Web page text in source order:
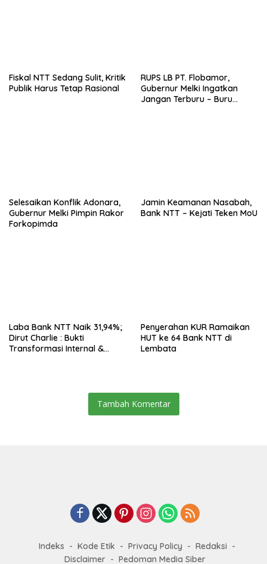
Fiskal NTT Sedang Sulit, Kritik
Publik Harus Tetap Rasional
RUPS LB PT. Flobamor,
Gubernur Melki Ingatkan
Jangan Terburu – Buru
Selesaikan Konflik Adonara,
Gubernur Melki Pimpin Rakor
Forkopimda
Jamin Keamanan Nasabah,
Bank NTT – Kejati Teken MoU
Laba Bank NTT Naik 31,94%;
Dirut Charlie : Bukti
Transformasi Internal &
Penyerahan KUR Ramaikan
HUT ke 64 Bank NTT di
Lembata
Tambah Komentar
Indeks Kode Etik Privacy Policy
Redaksi
Disclaimer
Pedoman Media Siber